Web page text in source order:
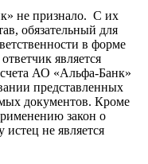
не признало. С их
обязательный для
в форме
является
АО «Альфа-Банк»
представленных
документов. Кроме
закон о
истец не является